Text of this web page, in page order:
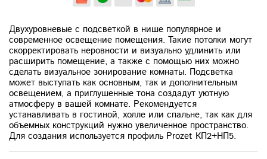
Двухуровневые с подсветкой в нише популярное и
современное освещение помещения. Такие потолки могут
скорректировать неровности и визуально удлинить или
расширить помещение, а также с помощью них можно
сделать визуальное зонирование комнаты. Подсветка
может выступать как основным, так и дополнительным
освещением, а приглушенные тона создадут уютную
атмосферу в вашей комнате. Рекомендуется
устанавливать в гостиной, холле или спальне, так как для
объемных конструкций нужно увеличенное пространство.
Для создания используется профиль Prozet КП2+НП5.